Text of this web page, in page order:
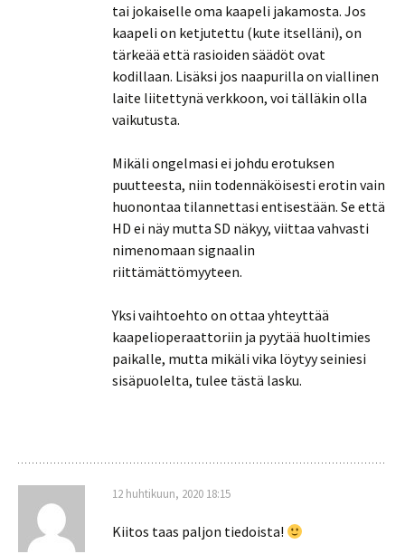
tai jokaiselle oma kaapeli jakamosta. Jos
kaapeli on ketjutettu (kute itselläni), on
tärkeää että rasioiden säädöt ovat
kodillaan. Lisäksi jos naapurilla on viallinen
laite liitettynä verkkoon, voi tälläkin olla
vaikutusta.
Mikäli ongelmasi ei johdu erotuksen
puutteesta, niin todennäköisesti erotin vain
huonontaa tilannettasi entisestään. Se että
HD ei näy mutta SD näkyy, viittaa vahvasti
nimenomaan signaalin
riittämättömyyteen.
Yksi vaihtoehto on ottaa yhteyttää
kaapelioperaattoriin ja pyytää huoltimies
paikalle, mutta mikäli vika löytyy seiniesi
sisäpuolelta, tulee tästä lasku.
12 huhtikuun, 2020 18:15
Kiitos taas paljon tiedoista!